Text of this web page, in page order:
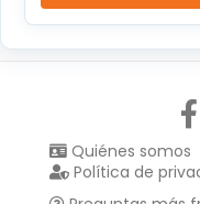
Quiénes somos
Política de